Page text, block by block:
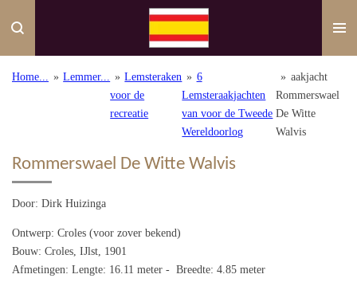
direct
de
Home... » Lemmer... » Lemsteraken
voor de
recreatie
» 6
Lemsteraakjachten
van voor de Tweede
Wereldoorlog
» aakjacht
Rommerswael
De Witte
Walvis
Rommerswael De Witte Walvis
Door: Dirk Huizinga
Ontwerp: Croles (voor zover bekend)
Bouw: Croles, IJlst, 1901
Afmetingen: Lengte: 16.11 meter - Breedte: 4.85 meter